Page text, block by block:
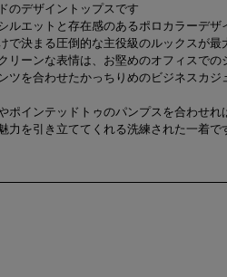
のデザイントップスです
ルエットと存在感のあるポロカラーデザ
で決まる圧倒的な主役級のルックスが最
リーンな表情は、お堅めのオフィスでの
ツを合わせたかっちりめのビジネスカジ
ポインテッドトゥのパンプスを合わせれ
力を引き立ててくれる洗練された一着で